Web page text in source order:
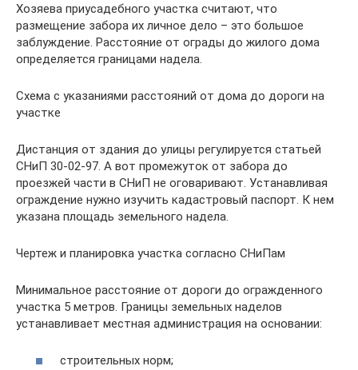
Хозяева приусадебного участка считают, что
размещение забора их личное дело – это большое
заблуждение. Расстояние от ограды до жилого дома
определяется границами надела.
Схема с указаниями расстояний от дома до дороги на
участке
Дистанция от здания до улицы регулируется статьей
СНиП 30-02-97. А вот промежуток от забора до
проезжей части в СНиП не оговаривают. Устанавливая
ограждение нужно изучить кадастровый паспорт. К нем
указана площадь земельного надела.
Чертеж и планировка участка согласно СНиПам
Минимальное расстояние от дороги до огражденного
участка 5 метров. Границы земельных наделов
устанавливает местная администрация на основании:
строительных норм;